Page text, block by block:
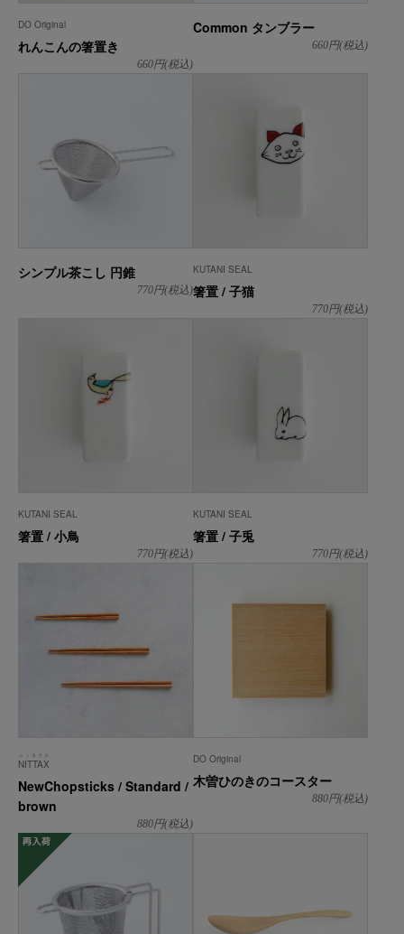
DO Original
れんこんの箸置き
660円(税込)
Common タンブラー
660円(税込)
シンプル茶こし 円錐
770円(税込)
KUTANI SEAL
箸置 / 子猫
770円(税込)
KUTANI SEAL
箸置 / 小鳥
770円(税込)
KUTANI SEAL
箸置 / 子兎
770円(税込)
NITTAX
ニッタクス
NewChopsticks / Standard /
brown
880円(税込)
DO Original
木曽ひのきのコースター
880円(税込)